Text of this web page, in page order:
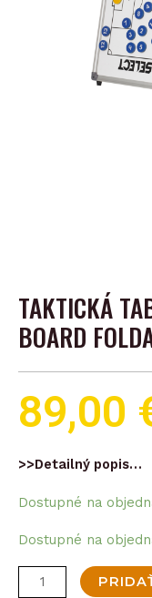
TAKTICKÁ
BOARD
89,00
>>Detailný popis…
Dostupné na
Dostupné na
množstvo
Taktická
tabuľa